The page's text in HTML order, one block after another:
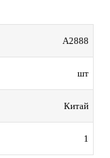
A2888
шт
Китай
1